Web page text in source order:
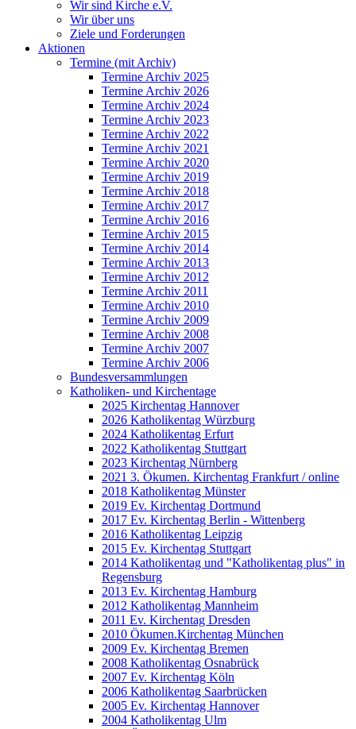
Wir sind Kirche e.V.
Wir über uns
Ziele und Forderungen
Aktionen
Termine (mit Archiv)
Termine Archiv 2025
Termine Archiv 2026
Termine Archiv 2024
Termine Archiv 2023
Termine Archiv 2022
Termine Archiv 2021
Termine Archiv 2020
Termine Archiv 2019
Termine Archiv 2018
Termine Archiv 2017
Termine Archiv 2016
Termine Archiv 2015
Termine Archiv 2014
Termine Archiv 2013
Termine Archiv 2012
Termine Archiv 2011
Termine Archiv 2010
Termine Archiv 2009
Termine Archiv 2008
Termine Archiv 2007
Termine Archiv 2006
Bundesversammlungen
Katholiken- und Kirchentage
2025 Kirchentag Hannover
2026 Katholikentag Würzburg
2024 Katholikentag Erfurt
2022 Katholikentag Stuttgart
2023 Kirchentag Nürnberg
2021 3. Ökumen. Kirchentag Frankfurt / online
2018 Katholikentag Münster
2019 Ev. Kirchentag Dortmund
2017 Ev. Kirchentag Berlin - Wittenberg
2016 Katholikentag Leipzig
2015 Ev. Kirchentag Stuttgart
2014 Katholikentag und "Katholikentag plus" in
Regensburg
2013 Ev. Kirchentag Hamburg
2012 Katholikentag Mannheim
2011 Ev. Kirchentag Dresden
2010 Ökumen.Kirchentag München
2009 Ev. Kirchentag Bremen
2008 Katholikentag Osnabrück
2007 Ev. Kirchentag Köln
2006 Katholikentag Saarbrücken
2005 Ev. Kirchentag Hannover
2004 Katholikentag Ulm